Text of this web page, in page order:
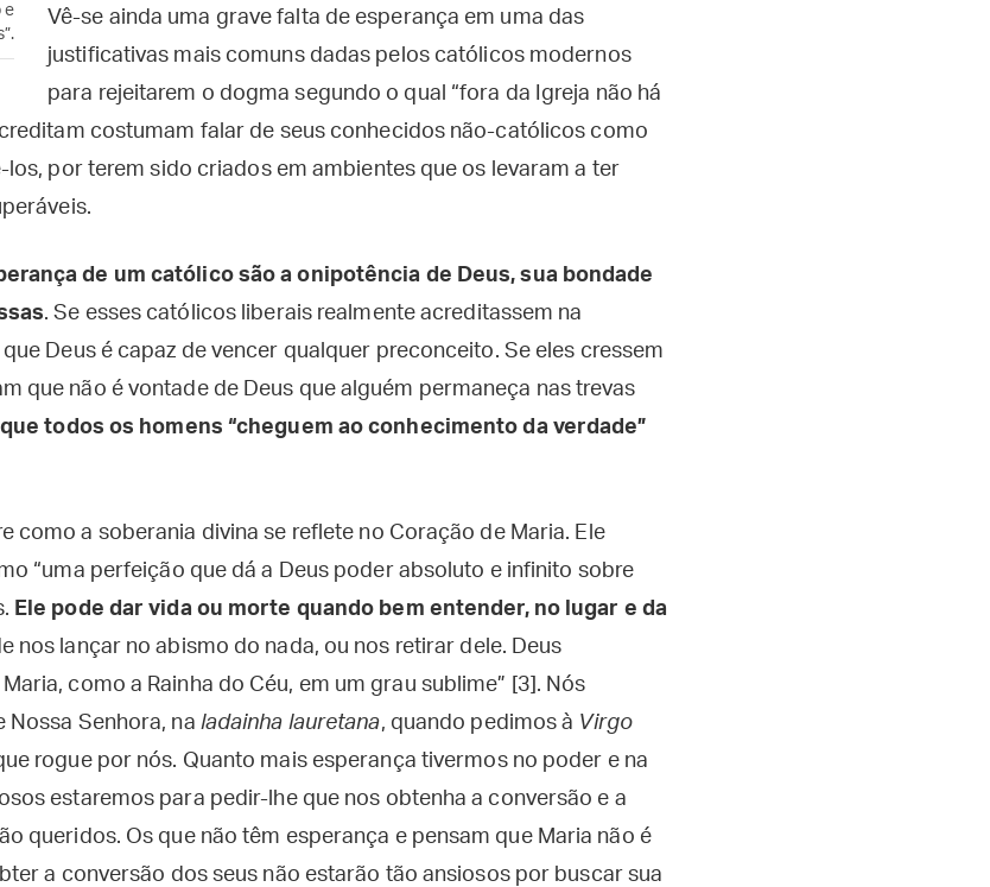
e
Vê-se ainda uma grave falta de esperança em uma das
justificativas mais comuns dadas pelos católicos modernos
para rejeitarem o dogma segundo o qual “fora da Igreja não há
costumam falar de seus conhecidos não-católicos como
por terem sido criados em ambientes que os levaram a ter
de um católico são a onipotência de Deus, sua bondade
. Se esses católicos liberais realmente acreditassem na
Deus é capaz de vencer qualquer preconceito. Se eles cressem
que não é vontade de Deus que alguém permaneça nas trevas
todos os homens “cheguem ao conhecimento da verdade”
como a soberania divina se reflete no Coração de Maria. Ele
“uma perfeição que dá a Deus poder absoluto e infinito sobre
Ele pode dar vida ou morte quando bem entender, no lugar e da
nos lançar no abismo do nada, ou nos retirar dele. Deus
como a Rainha do Céu, em um grau sublime” [3]. Nós
Nossa Senhora, na ladainha lauretana, quando pedimos à Virgo
rogue por nós. Quanto mais esperança tivermos no poder e na
estaremos para pedir-lhe que nos obtenha a conversão e a
queridos. Os que não têm esperança e pensam que Maria não é
a conversão dos seus não estarão tão ansiosos por buscar sua